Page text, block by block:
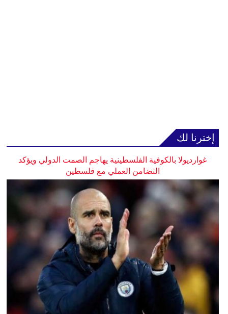
إخترنا لك
غوارديولا بالكوفية الفلسطينية يهاجم الصمت الدولي ويؤكد
التضامن العملي مع فلسطين